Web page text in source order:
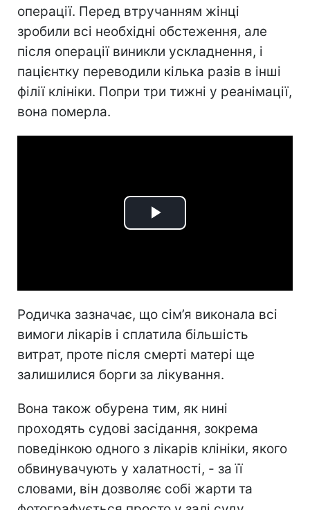
операції. Перед втручанням жінці
зробили всі необхідні обстеження, але
після операції виникли ускладнення, і
пацієнтку переводили кілька разів в інші
філії клініки. Попри три тижні у реанімації,
вона померла.
Play
Родичка зазначає, що сім’я виконала всі
вимоги лікарів і сплатила більшість
витрат, проте після смерті матері ще
залишилися борги за лікування.
Вона також обурена тим, як нині
проходять судові засідання, зокрема
поведінкою одного з лікарів клініки, якого
обвинувачують у халатності, - за її
словами, він дозволяє собі жарти та